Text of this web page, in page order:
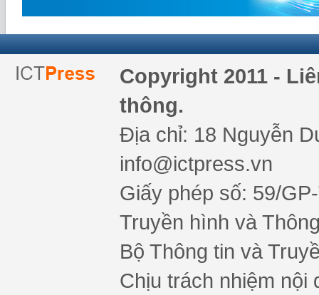
Copyright 2011 -
thông.
Địa chỉ: 18 Nguyễn
info@ictpress.vn
Giấy phép số: 59/
Truyền hình và
Bộ Thông tin và
Chịu trách nhiệm nội